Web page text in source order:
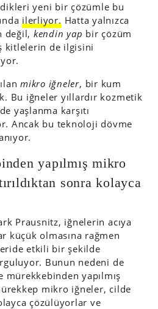
yeni bir çözümle bu
ilerliyor. Hatta yalnızca
değil, kendin yap bir çözüm
kitlelerin de ilgisini
mikro iğneler, bir kum
Bu iğneler yıllardır kozmetik
yaşlanma karşıtı
Ancak bu teknoloji dövme
yapılmış mikro
sonra kolayca
Prausnitz, iğnelerin acıya
küçük olmasına rağmen
etkili bir şekilde
Bunun nedeni de
yapılmış
mikro iğneler, cilde
çözülüyorlar ve